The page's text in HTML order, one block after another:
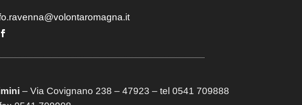
– Via Covignano 238 – 47923 – tel 0541 709888